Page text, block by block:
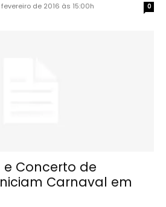
de 2016 às 15:00h 0
e Concerto de
Carnaval em